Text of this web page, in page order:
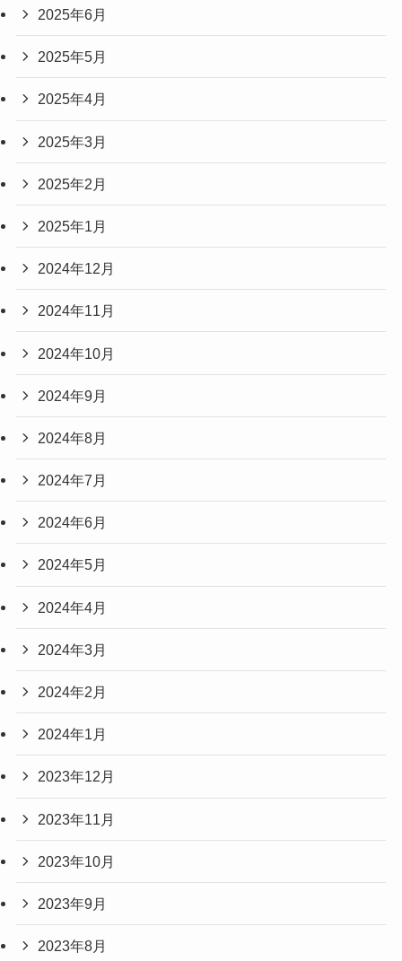
2025年6月
2025年5月
2025年4月
2025年3月
2025年2月
2025年1月
2024年12月
2024年11月
2024年10月
2024年9月
2024年8月
2024年7月
2024年6月
2024年5月
2024年4月
2024年3月
2024年2月
2024年1月
2023年12月
2023年11月
2023年10月
2023年9月
2023年8月